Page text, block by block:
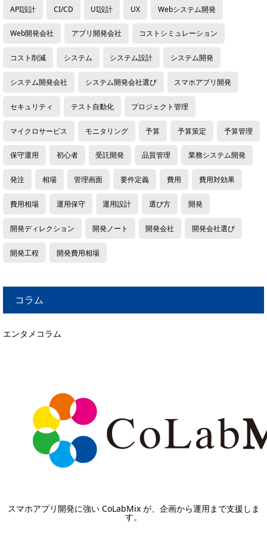
API設計 CI/CD UI設計 UX Webシステム開発
Web開発会社 アプリ開発会社 コストシミュレーション
コスト削減 システム システム設計 システム開発
システム開発会社 システム開発会社選び スマホアプリ開発
セキュリティ テスト自動化 プロジェクト管理
マイクロサービス モニタリング 予算 予算策定 予算管理
保守運用 初心者 受託開発 品質管理 業務システム開発
発注 相場 管理画面 要件定義 費用 費用対効果
費用相場 運用保守 運用設計 選び方 開発
開発ディレクション 開発ノート 開発会社 開発会社選び
開発工程 開発費用相場
コラム
エンタメコラム
スマホアプリ開発に強い CoLabMix が、企画から運用まで支援しま
す。